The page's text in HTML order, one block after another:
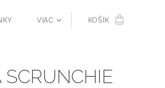
VIAC KOŠÍK
SCRUNCHIE